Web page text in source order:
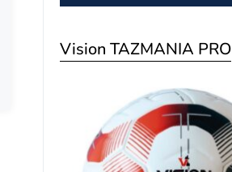
Vision TAZMANIA PRO